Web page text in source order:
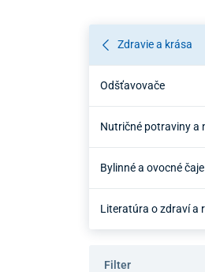
Zdravie a krása
Odšťavovače
Nutričné potraviny a
Bylinné a ovocné čaje
Literatúra o zdraví a
Filter